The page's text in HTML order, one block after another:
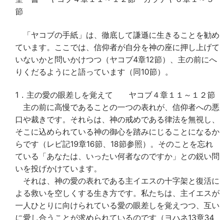
節
「ヤコブの手紙」は、徹底して謙遜に生きることを勧め
ています。ここでは、信仰者が自分を神の座に押し上げて
いないかと問いかけつつ（ヤコブ4章12節）、主の前にへ
りくだるようにと語っています（同10節）。
1．主の愛の眼差しを覚えて ヤコブ４章１１～１２節
主の前に高慢であることの一つの表れが、信仰者への悪
口や裁きです。それらは、神の戒めである律法を無視し、
そこに込められている神の御心を踏みにじることになるか
らです（レビ記19章16節、18節参照）。そのことを忘れ
ている「あなたは、いったい何者なのですか」との鋭い問
いを投げかけています。
それは、神の愛の表れである主イエスの十字架と復活に
よる救いを空しくする生き方です。私たちは、主イエスが
一人ひとりに向けられている愛の眼差しを覚えつつ、互い
に愛し合うことが求められているのです（ヨハネ13章34